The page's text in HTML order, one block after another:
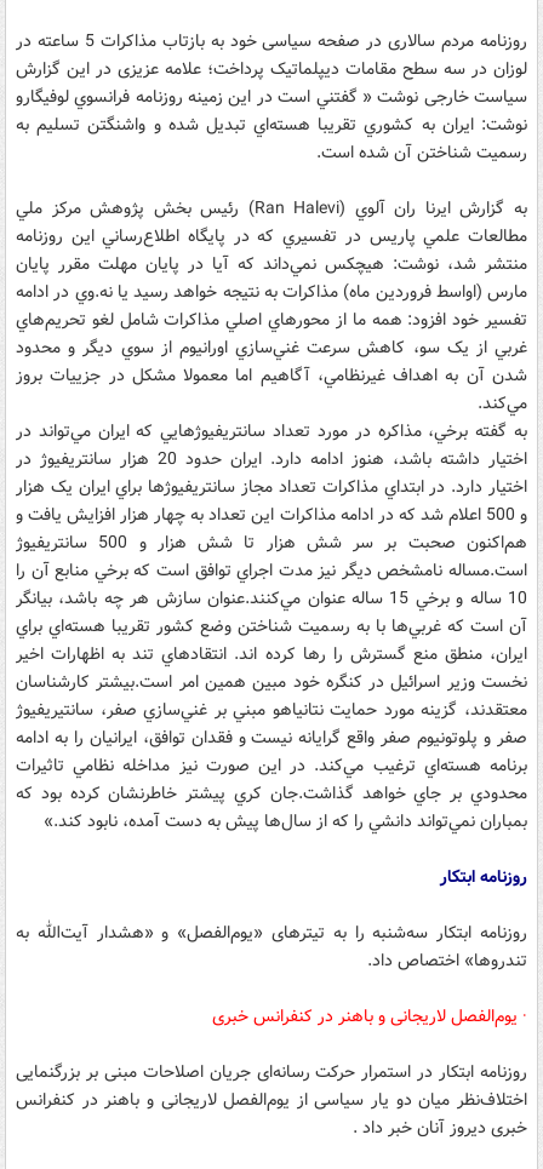
روزنامه مردم سالاری در صفحه سیاسی خود به بازتاب مذاکرات 5 ساعته در
لوزان در سه سطح مقامات دیپلماتیک پرداخت؛ علامه عزیزی در این گزارش
سیاست خارجی نوشت « گفتني است در اين زمينه روزنامه فرانسوي لوفيگارو
نوشت: ايران به کشوري تقريبا هسته‌اي تبديل شده و واشنگتن تسليم به
رسميت شناختن آن شده است.
به گزارش ايرنا ران آلوي (Ran Halevi) رئيس بخش پژوهش مرکز ملي
مطالعات علمي پاريس در تفسيري که در پايگاه اطلاع‌رساني اين روزنامه
منتشر شد، نوشت: هيچکس نمي‌داند که آيا در پايان مهلت مقرر پايان
مارس (اواسط فروردين ماه) مذاکرات به نتيجه خواهد رسيد يا نه.وي در ادامه
تفسير خود افزود: همه ما از محورهاي اصلي مذاکرات شامل لغو تحريم‌هاي
غربي از يک سو، کاهش سرعت غني‌سازي اورانيوم از سوي ديگر و محدود
شدن آن به اهداف غيرنظامي، آگاهيم اما معمولا مشکل در جزييات بروز
مي‌کند.
به گفته برخي، مذاکره در مورد تعداد سانتريفيوژهايي که ايران مي‌تواند در
اختيار داشته باشد، هنوز ادامه دارد. ايران حدود 20 هزار سانتريفيوژ در
اختيار دارد. در ابتداي مذاکرات تعداد مجاز سانتريفيوژها براي ايران يک هزار
و 500 اعلام شد که در ادامه مذاکرات اين تعداد به چهار هزار افزايش يافت و
هم‌اکنون صحبت بر سر شش هزار تا شش هزار و 500 سانتريفيوژ
است.مساله نامشخص ديگر نيز مدت اجراي توافق است که برخي منابع آن را
10 ساله و برخي 15 ساله عنوان مي‌کنند.عنوان سازش هر چه باشد، بيانگر
آن است که غربي‌ها با به رسميت شناختن وضع کشور تقريبا هسته‌اي براي
ايران، منطق منع گسترش را رها کرده اند. انتقادهاي تند به اظهارات اخير
نخست وزير اسرائيل در کنگره خود مبين همين امر است.بيشتر کارشناسان
معتقدند، گزينه مورد حمايت نتانياهو مبني بر غني‌سازي صفر، سانتيريفيوژ
صفر و پلوتونيوم صفر واقع گرايانه نيست و فقدان توافق، ايرانيان را به ادامه
برنامه هسته‌اي ترغيب مي‌کند. در اين صورت نيز مداخله نظامي تاثيرات
محدودي بر جاي خواهد گذاشت.جان کري پيشتر خاطرنشان کرده بود که
بمباران نمي‌تواند دانشي را که از سال‌ها پيش به دست آمده، نابود کند.»
روزنامه ابتکار
روزنامه ابتکار ‌‌سه‌شنبه را به تیترهای «یوم‌الفصل» و «هشدار آیت‌الله به
تندروها» اختصاص داد.
· یوم‌الفصل لاریجانی و باهنر در کنفرانس خبری
روزنامه ابتکار در استمرار حرکت رسانه‌ای جریان اصلاحات مبنی بر بزرگنمایی
اختلاف‌نظر میان دو یار سیاسی از یوم‌الفصل لاریجانی و باهنر در کنفرانس
خبری دیروز آنان خبر داد .